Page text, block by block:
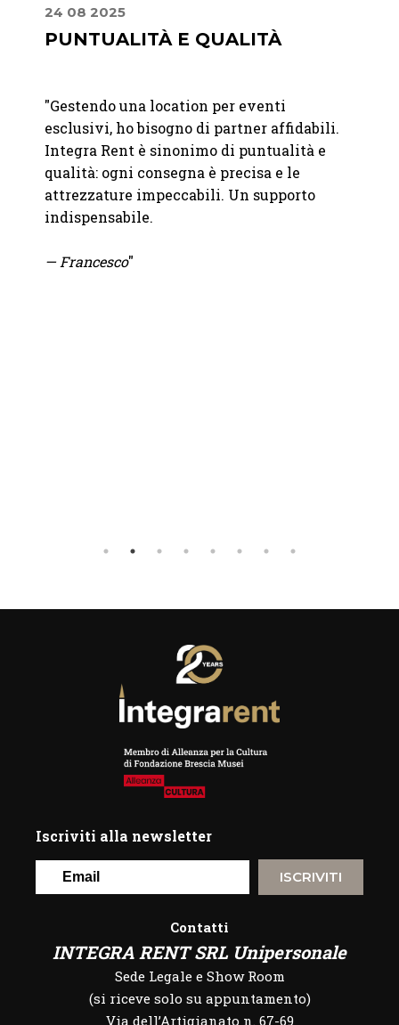
24 08 2025
PUNTUALITÀ E QUALITÀ
"Gestendo una location per eventi
esclusivi, ho bisogno di partner affidabili.
Integra Rent è sinonimo di puntualità e
qualità: ogni consegna è precisa e le
attrezzature impeccabili. Un supporto
indispensabile.
— Francesco"
Iscriviti alla newsletter
ISCRIVITI
Contatti
INTEGRA RENT SRL Unipersonale
Sede Legale e Show Room
(si riceve solo su appuntamento)
Via dell’Artigianato n. 67-69